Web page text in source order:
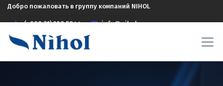
Добро пожаловать в группу компаний NIHOL
(+998 71) 208 5844 info@nihol.uz